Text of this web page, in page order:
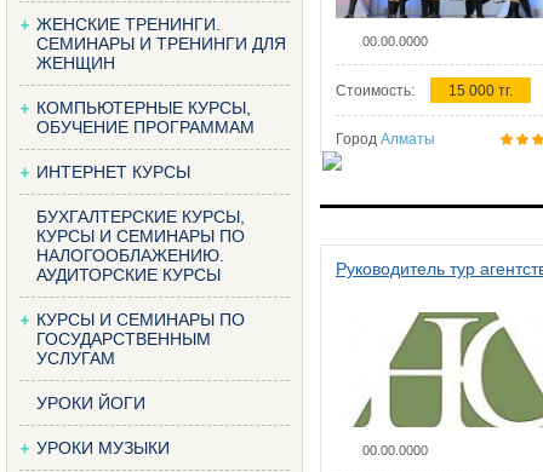
ЖЕНСКИЕ ТРЕНИНГИ.
СЕМИНАРЫ И ТРЕНИНГИ ДЛЯ
ЖЕНЩИН
КОМПЬЮТЕРНЫЕ КУРСЫ,
ОБУЧЕНИЕ ПРОГРАММАМ
ИНТЕРНЕТ КУРСЫ
БУХГАЛТЕРСКИЕ КУРСЫ,
КУРСЫ И СЕМИНАРЫ ПО
НАЛОГООБЛАЖЕНИЮ.
АУДИТОРСКИЕ КУРСЫ
КУРСЫ И СЕМИНАРЫ ПО
ГОСУДАРСТВЕННЫМ
УСЛУГАМ
УРОКИ ЙОГИ
УРОКИ МУЗЫКИ
00.00.0000
Стоимость: 15 000 тг.
Город Алматы
Руководитель тур
00.00.0000